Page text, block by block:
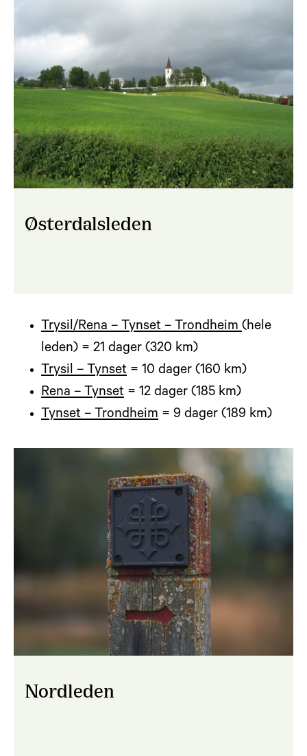
Østerdalsleden
Trysil/Rena – Tynset – Trondheim(hele
leden) = 21 dager (320 km)
Trysil – Tynset = 10 dager (160 km)
Rena – Tynset = 12 dager (185 km)
Tynset – Trondheim = 9 dager (189 km)
Nordleden